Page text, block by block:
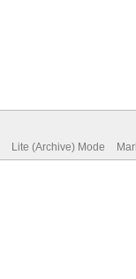
Lite (Archive) Mode